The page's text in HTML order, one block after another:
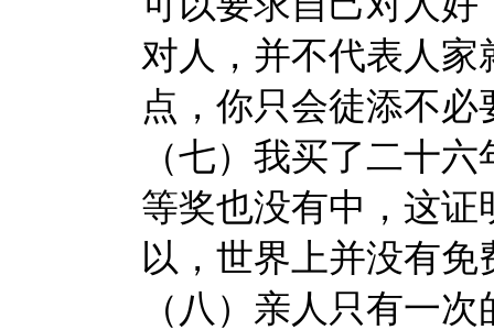
对人，并不代表人
点，你只会徒添不必
（七）我买了二十
等奖也没有中，这
以，世界上并没有免
（八）亲人只有一